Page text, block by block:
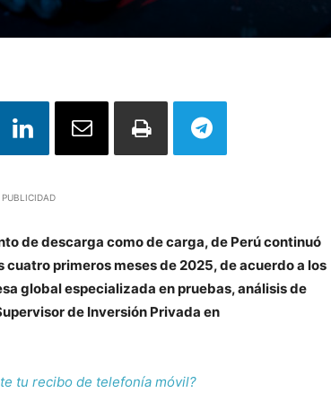
PUBLICIDAD
de descarga como de carga, de Perú continuó
primeros meses de 2025, de acuerdo a los
global especializada en pruebas, análisis de
de Inversión Privada en
tu recibo de telefonía móvil?